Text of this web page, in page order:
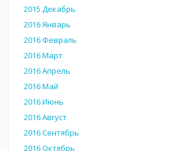
2015 Декабрь
2016 Январь
2016 Февраль
2016 Март
2016 Апрель
2016 Май
2016 Июнь
2016 Август
2016 Сентябрь
2016 Октябрь